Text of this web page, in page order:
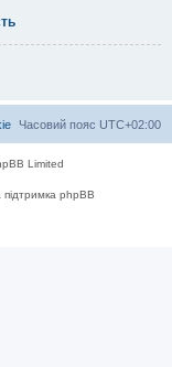
Часовий пояс UTC+02:00
Limited
підтримка phpBB